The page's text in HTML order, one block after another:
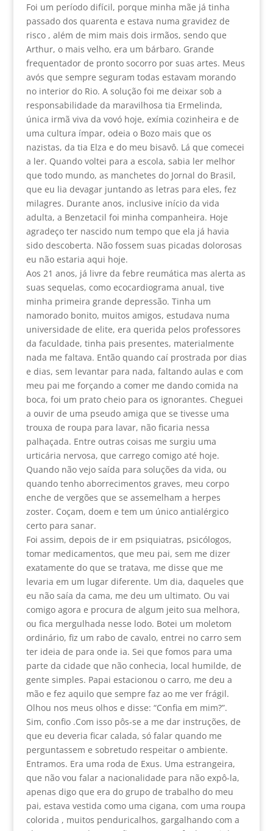
Foi um período difícil, porque minha mãe já tinha
passado dos quarenta e estava numa gravidez de
risco , além de mim mais dois irmãos, sendo que
Arthur, o mais velho, era um bárbaro. Grande
frequentador de pronto socorro por suas artes. Meus
avós que sempre seguram todas estavam morando
no interior do Rio. A solução foi me deixar sob a
responsabilidade da maravilhosa tia Ermelinda,
única irmã viva da vovó hoje, exímia cozinheira e de
uma cultura ímpar, odeia o Bozo mais que os
nazistas, da tia Elza e do meu bisavô. Lá que comecei
a ler. Quando voltei para a escola, sabia ler melhor
que todo mundo, as manchetes do Jornal do Brasil,
que eu lia devagar juntando as letras para eles, fez
milagres. Durante anos, inclusive início da vida
adulta, a Benzetacil foi minha companheira. Hoje
agradeço ter nascido num tempo que ela já havia
sido descoberta. Não fossem suas picadas dolorosas
eu não estaria aqui hoje.
Aos 21 anos, já livre da febre reumática mas alerta as
suas sequelas, como ecocardiograma anual, tive
minha primeira grande depressão. Tinha um
namorado bonito, muitos amigos, estudava numa
universidade de elite, era querida pelos professores
da faculdade, tinha pais presentes, materialmente
nada me faltava. Então quando caí prostrada por dias
e dias, sem levantar para nada, faltando aulas e com
meu pai me forçando a comer me dando comida na
boca, foi um prato cheio para os ignorantes. Cheguei
a ouvir de uma pseudo amiga que se tivesse uma
trouxa de roupa para lavar, não ficaria nessa
palhaçada. Entre outras coisas me surgiu uma
urticária nervosa, que carrego comigo até hoje.
Quando não vejo saída para soluções da vida, ou
quando tenho aborrecimentos graves, meu corpo
enche de vergões que se assemelham a herpes
zoster. Coçam, doem e tem um único antialérgico
certo para sanar.
Foi assim, depois de ir em psiquiatras, psicólogos,
tomar medicamentos, que meu pai, sem me dizer
exatamente do que se tratava, me disse que me
levaria em um lugar diferente. Um dia, daqueles que
eu não saía da cama, me deu um ultimato. Ou vai
comigo agora e procura de algum jeito sua melhora,
ou fica mergulhada nesse lodo. Botei um moletom
ordinário, fiz um rabo de cavalo, entrei no carro sem
ter ideia de para onde ia. Sei que fomos para uma
parte da cidade que não conhecia, local humilde, de
gente simples. Papai estacionou o carro, me deu a
mão e fez aquilo que sempre faz ao me ver frágil.
Olhou nos meus olhos e disse: “Confia em mim?”.
Sim, confio .Com isso pôs-se a me dar instruções, de
que eu deveria ficar calada, só falar quando me
perguntassem e sobretudo respeitar o ambiente.
Entramos. Era uma roda de Exus. Uma estrangeira,
que não vou falar a nacionalidade para não expô-la,
apenas digo que era do grupo de trabalho do meu
pai, estava vestida como uma cigana, com uma roupa
colorida , muitos penduricalhos, gargalhando com a